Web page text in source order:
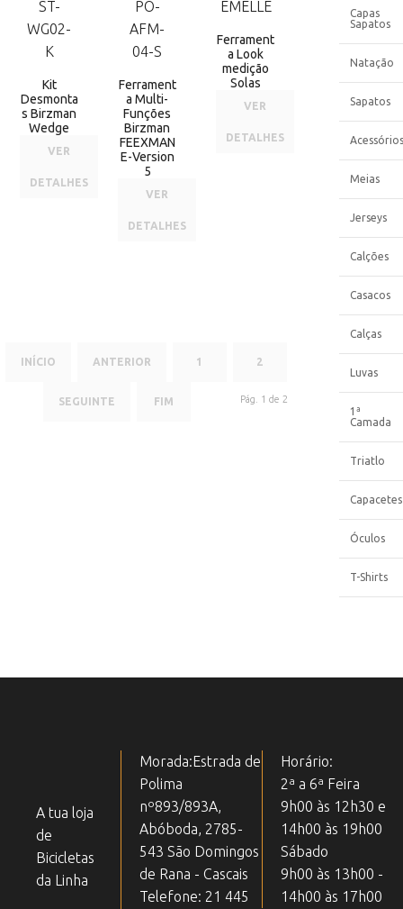
Kit
Desmonta
s Birzman
Wedge
VER
DETALHES
Ferrament
a Multi-
Funções
Birzman
FEEXMAN
E-Version
5
VER
DETALHES
Ferrament
a Look
medição
Solas
VER
DETALHES
INÍCIO ANTERIOR 1 2
SEGUINTE FIM Pág. 1 de 2
Capas
Sapatos
Natação
Sapatos
Acessórios
Meias
Jerseys
Calções
Casacos
Calças
Luvas
1ª
Camada
Triatlo
Capacetes
Óculos
T-Shirts
A tua loja
de
Bicicletas
da Linha
Horário:
2ª a 6ª Feira
9h00 às 12h30 e
14h00 às 19h00
Sábado
9h00 às 13h00 -
14h00 às 17h00
Morada:Estrada de
Polima
nº893/893A,
Abóboda, 2785-
543 São Domingos
de Rana - Cascais
Telefone: 21 445